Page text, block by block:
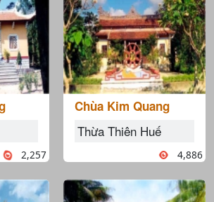
2,257
Chùa Kim Quang
Thừa Thiên Huế
4,886